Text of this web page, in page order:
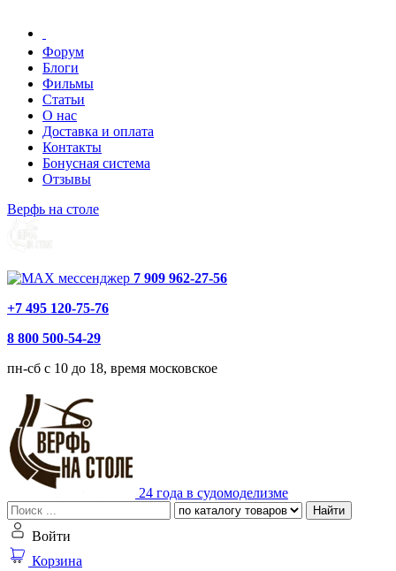
Форум
Блоги
Фильмы
Статьи
О нас
Доставка и оплата
Контакты
Бонусная система
Отзывы
Верфь на столе
7 909 962-27-56
+7 495 120-75-76
8 800 500-54-29
пн-сб с 10 до 18, время московское
24 года в судомоделизме
Найти
Войти
Корзина